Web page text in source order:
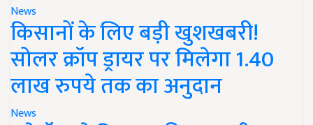
News
किसानों के लिए बड़ी खुशखबरी!
सोलर क्रॉप ड्रायर पर मिलेगा 1.40
लाख रुपये तक का अनुदान
News